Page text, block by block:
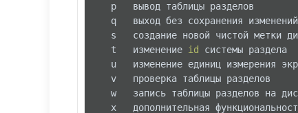
   p   вывод таблицы разделов
   q   выход без сохранения изменений
s   создание новой чистой метки
   t   изменение
id
системы раздела
u   изменение единиц измерения
   v   проверка таблицы разделов
w   запись таблицы разделов на
x   дополнительная